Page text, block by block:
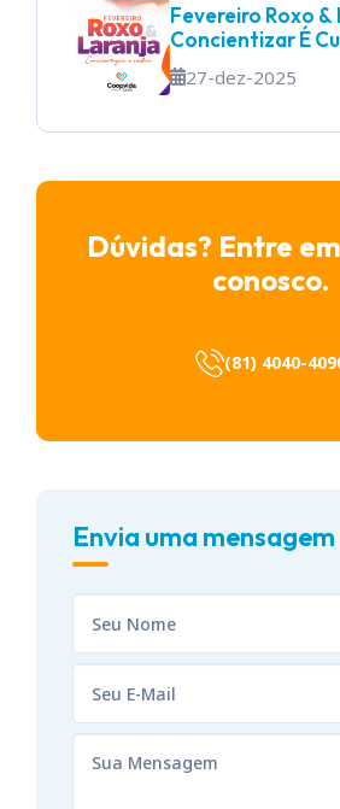
Fevereiro Roxo &
Concientizar É
27-dez-2025
Dúvidas? Entre
conosco.
(81) 4040-
Envia uma mensagem